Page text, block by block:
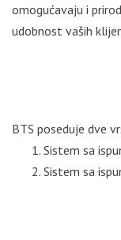
omogućavaju i
udobnost vaših
BTS poseduje dve
Sistem sa
Sistem sa